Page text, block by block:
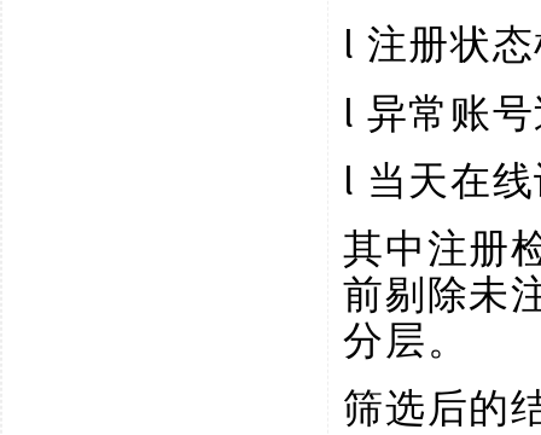
l 注册状
l 异常账
l 当天在
其中注册
前剔除未
分层。
筛选后的